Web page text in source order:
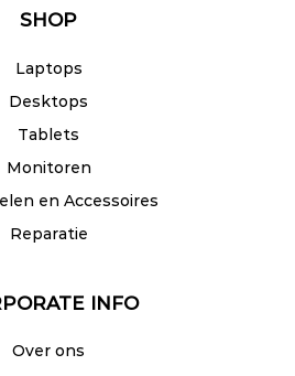
SHOP
Laptops
Desktops
Tablets
Monitoren
en Accessoires
Reparatie
INFO
Over ons